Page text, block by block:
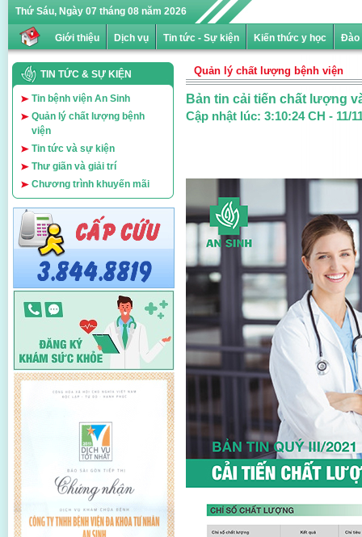
Thứ Sáu, Ngày 07 tháng 08 năm 2026
Giới thiệu Dịch vụ Tin tức - Sự kiện Kiến thức y học Đào
TIN TỨC & SỰ KIỆN
Tin bệnh viện An Sinh
Quản lý chất lượng bệnh
viện
Tin tức và sự kiện
Thư giãn và giải trí
Chương trình khuyến mãi
Quản lý chất lượng bệnh viện
Bản tin cải tiến chất lượng
Cập nhật lúc: 3:10:24 CH - 11/